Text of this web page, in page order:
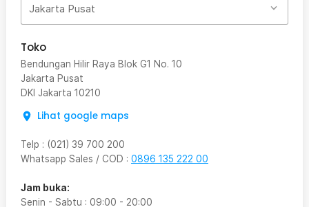
Jakarta Pusat
Toko
Bendungan Hilir Raya Blok G1 No. 10
Jakarta Pusat
DKI Jakarta 10210
Lihat google maps
Telp : (021) 39 700 200
Whatsapp Sales / COD : 0896 135 222 00
Jam buka:
Senin - Sabtu : 09:00 - 20:00